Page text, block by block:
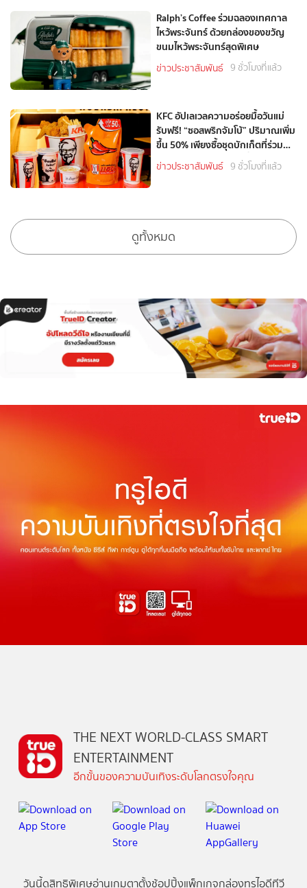
Ralph’s Coffee ร่วมฉลองเทศกาล
ไหว้พระจันทร์ ด้วยกล่องของขวัญ
ขนมไหว้พระจันทร์สุดพิเศษ
ข่าวประชาสัมพันธ์ 9 ชั่วโมงที่แล้ว
KFC อัปเลเวลความอร่อยมื้อวันแม่
รับฟรี! “ซอสพริกจัมโบ้” ปริมาณเพิ่ม
ขึ้น 50% เพียงซื้อชุดบักเก็ตที่ร่วม
รายการราคา 349 บาทขึ้นไป
ข่าวประชาสัมพันธ์ 9 ชั่วโมงที่แล้ว
ดูทั้งหมด
THE NEXT WORLD-CLASS SMART
ENTERTAINMENT
อีกขั้นของความบันเทิงระดับโลกตรงใจคุณ
วันนี้ดูสิทธิพิเศษอ่านเกมตาตั้งช้อปปิ้งแพ็กเกจกล่องทรูไอดีทีวี